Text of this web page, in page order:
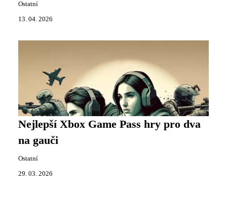
Ostatní
13. 04. 2026
Nejlepší Xbox Game Pass hry pro dva
na gauči
Ostatní
29. 03. 2026